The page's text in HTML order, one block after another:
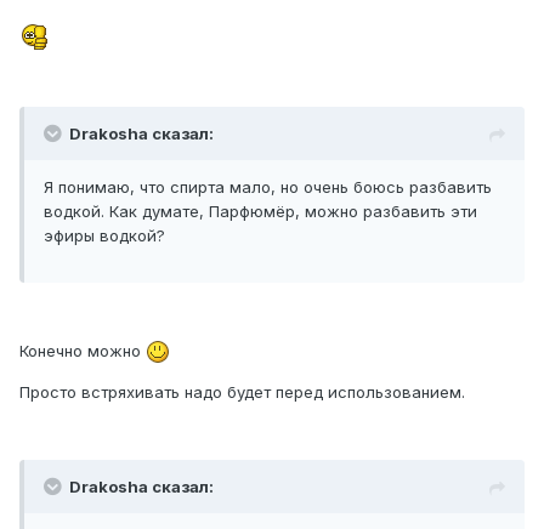
Drakosha сказал:
Я понимаю, что спирта мало, но очень боюсь разбавить
водкой. Как думате, Парфюмёр, можно разбавить эти
эфиры водкой?
Конечно можно
Просто встряхивать надо будет перед использованием.
Drakosha сказал: